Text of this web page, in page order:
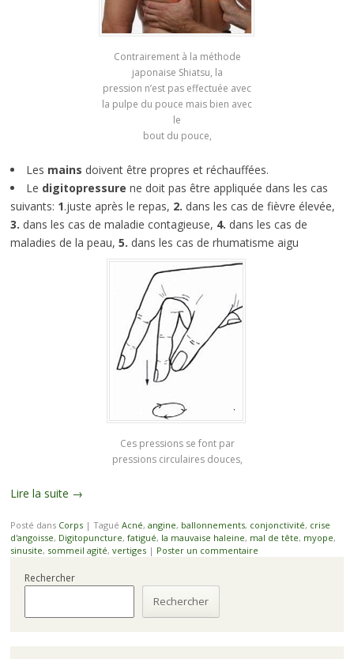
Contrairement à la méthode
japonaise Shiatsu, la
pression n’est pas effectuée avec
la pulpe du pouce mais bien avec
le
bout du pouce,
Les mains doivent être propres et réchauffées.
Le digitopressure ne doit pas être appliquée dans les cas
suivants: 1.juste après le repas, 2. dans les cas de fièvre élevée,
3. dans les cas de maladie contagieuse, 4. dans les cas de
maladies de la peau, 5. dans les cas de rhumatisme aigu
Ces pressions se font par
pressions circulaires douces,
Lire la suite →
Posté dans Corps | Tagué Acné, angine, ballonnements, conjonctivité, crise
d'angoisse, Digitopuncture, fatigué, la mauvaise haleine, mal de tête, myope,
sinusite, sommeil agité, vertiges | Poster un commentaire
Rechercher
Rechercher